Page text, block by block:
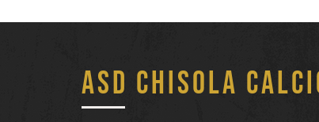
ASD Chisola